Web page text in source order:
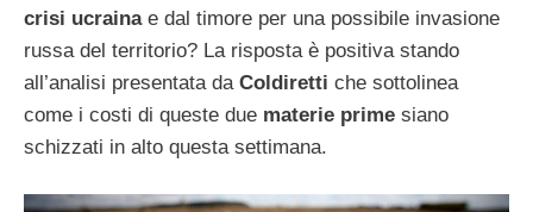
crisi ucrainae dal timore per una possibile invasione
russa del territorio? La risposta è positiva stando
all’analisi presentata da Coldiretti che sottolinea
come i costi di queste due materie prime siano
schizzati in alto questa settimana.